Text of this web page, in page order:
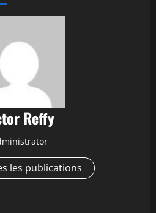
Reffy
les publications